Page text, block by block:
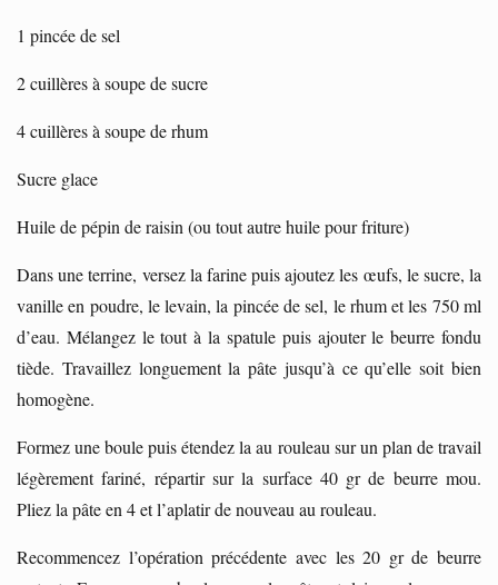
1 pincée de sel
2 cuillères à soupe de sucre
4 cuillères à soupe de rhum
Sucre glace
Huile de pépin de raisin (ou tout autre huile pour friture)
Dans une terrine, versez la farine puis ajoutez les œufs, le sucre, la
vanille en poudre, le levain, la pincée de sel, le rhum et les 750 ml
d’eau. Mélangez le tout à la spatule puis ajouter le beurre fondu
tiède. Travaillez longuement la pâte jusqu’à ce qu’elle soit bien
homogène.
Formez une boule puis étendez la au rouleau sur un plan de travail
légèrement fariné, répartir sur la surface 40 gr de beurre mou.
Pliez la pâte en 4 et l’aplatir de nouveau au rouleau.
Recommencez l’opération précédente avec les 20 gr de beurre